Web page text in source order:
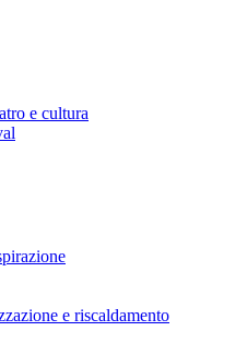
e cultura
e riscaldamento